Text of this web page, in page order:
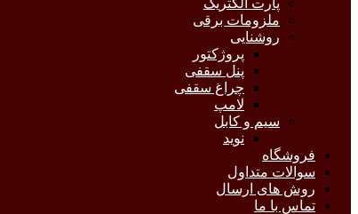
پارت الکتریک
ملزومات برقی
روشنایی
پروژکتور
پنل سقفی
چراغ سقفی
لامپ
سیم و کابل
نوید
فروشگاه
سوالات متداول
روش های ارسال
تماس با ما